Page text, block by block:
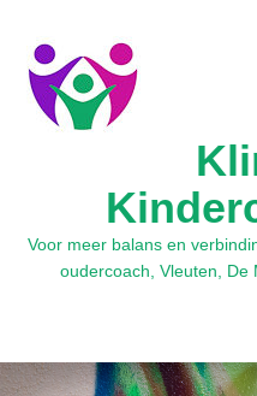
Voor meer balans en
oudercoach, Vleuten, De